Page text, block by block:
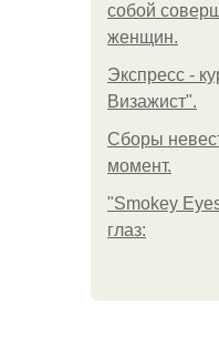
собой
женщин.
Экспресс -
Визажист".
Сборы
момент.
"Smokey
глаз: